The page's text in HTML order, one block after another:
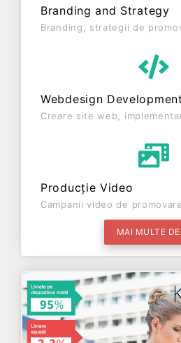
Branding and Strategy
Branding, strategii de
Webdesign Development
Creare site web,
Producție Video
Campanii video de
MAI MULTE